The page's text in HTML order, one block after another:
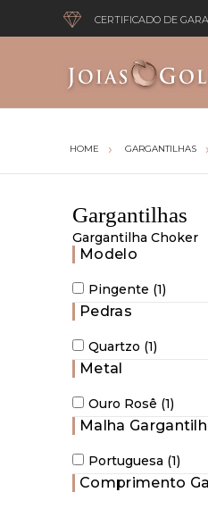
CERTIFICADO DE
GARGANTILHAS
Gargantilhas
Gargantilha Choker
Modelo
Pingente (1)
Pedras
Quartzo (1)
Metal
Ouro Rosê (1)
Malha
Portuguesa (1)
Comprimento